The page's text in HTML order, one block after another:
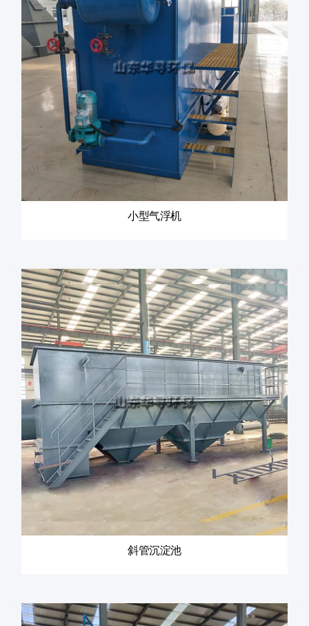
小型气浮机
斜管沉淀池